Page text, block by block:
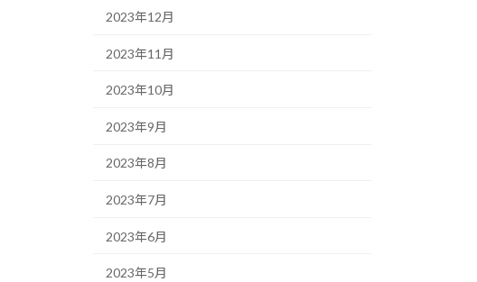
2023年12月
2023年11月
2023年10月
2023年9月
2023年8月
2023年7月
2023年6月
2023年5月